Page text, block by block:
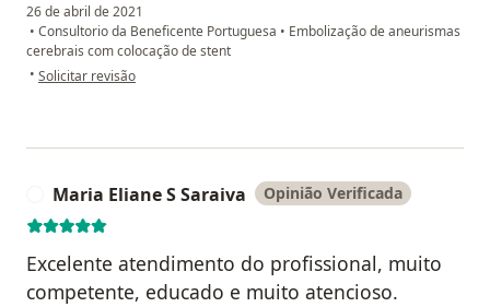
26 de abril de 2021
• Consultorio da Beneficente Portuguesa • Embolização de aneurismas
cerebrais com colocação de stent
• na opinião do utilizador Regina Barbosa
Solicitar revisão
Maria Eliane S Saraiva Opinião Verificada
Excelente atendimento do profissional, muito
competente, educado e muito atencioso.